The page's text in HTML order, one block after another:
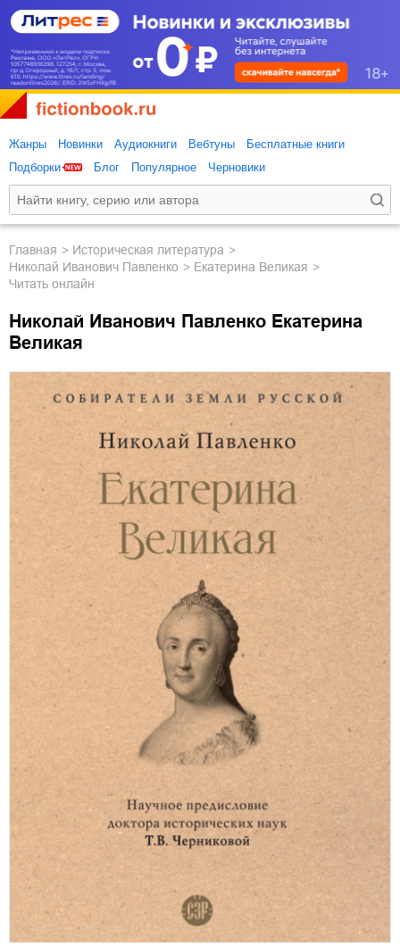
Жанры Новинки Аудиокниги Вебтуны
Бесплатные книги
Подборки
Блог Популярное Черновики
Главная
историческая литература
Николай Иванович Павленко
Екатерина Великая
Читать онлайн
Николай Иванович Павленко Екатерина
Великая